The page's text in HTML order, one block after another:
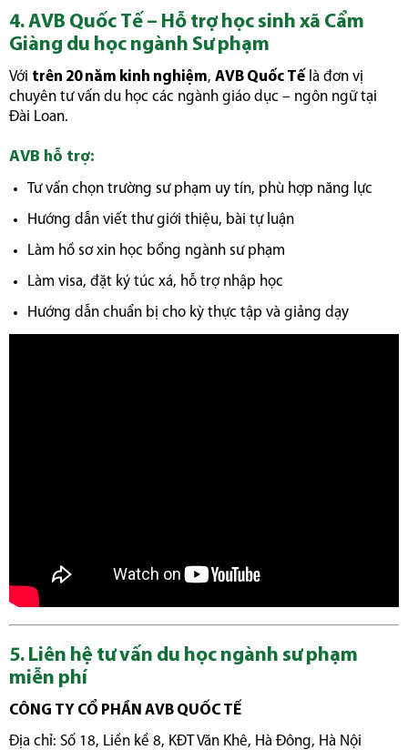
4. AVB Quốc Tế – Hỗ trợ học sinh xã Cẩm
Giàng du học ngành Sư phạm
Với trên 20 năm kinh nghiệm, AVB Quốc Tế là đơn vị
chuyên tư vấn du học các ngành giáo dục – ngôn ngữ tại
Đài Loan.
AVB hỗ trợ:
Tư vấn chọn trường sư phạm uy tín, phù hợp năng lực
Hướng dẫn viết thư giới thiệu, bài tự luận
Làm hồ sơ xin học bổng ngành sư phạm
Làm visa, đặt ký túc xá, hỗ trợ nhập học
Hướng dẫn chuẩn bị cho kỳ thực tập và giảng dạy
5. Liên hệ tư vấn du học ngành sư phạm
miễn phí
CÔNG TY CỔ PHẦN AVB QUỐC TẾ
Địa chỉ: Số 18, Liền kề 8, KĐT Văn Khê, Hà Đông, Hà Nội